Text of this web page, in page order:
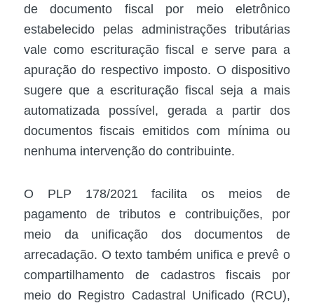
de documento fiscal por meio eletrônico
estabelecido pelas administrações tributárias
vale como escrituração fiscal e serve para a
apuração do respectivo imposto. O dispositivo
sugere que a escrituração fiscal seja a mais
automatizada possível, gerada a partir dos
documentos fiscais emitidos com mínima ou
nenhuma intervenção do contribuinte.
O PLP 178/2021 facilita os meios de
pagamento de tributos e contribuições, por
meio da unificação dos documentos de
arrecadação. O texto também unifica e prevê o
compartilhamento de cadastros fiscais por
meio do Registro Cadastral Unificado (RCU),